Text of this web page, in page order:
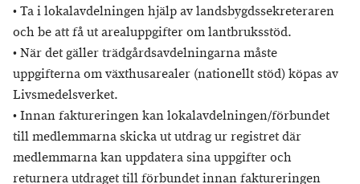
• Ta i lokalavdelningen hjälp av landsbygdssekreteraren
och be att få ut arealuppgifter om lantbruksstöd.
• När det gäller trädgårdsavdelningarna måste
uppgifterna om växthusarealer (nationellt stöd) köpas av
Livsmedelsverket.
• Innan faktureringen kan lokalavdelningen/förbundet
till medlemmarna skicka ut utdrag ur registret där
medlemmarna kan uppdatera sina uppgifter och
returnera utdraget till förbundet innan faktureringen